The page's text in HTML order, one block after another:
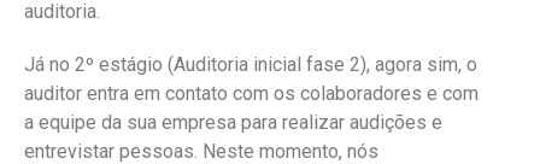
auditoria.
Já no 2º estágio (Auditoria inicial fase 2), agora sim, o
auditor entra em contato com os colaboradores e com
a equipe da sua empresa para realizar audições e
entrevistar pessoas. Neste momento, nós